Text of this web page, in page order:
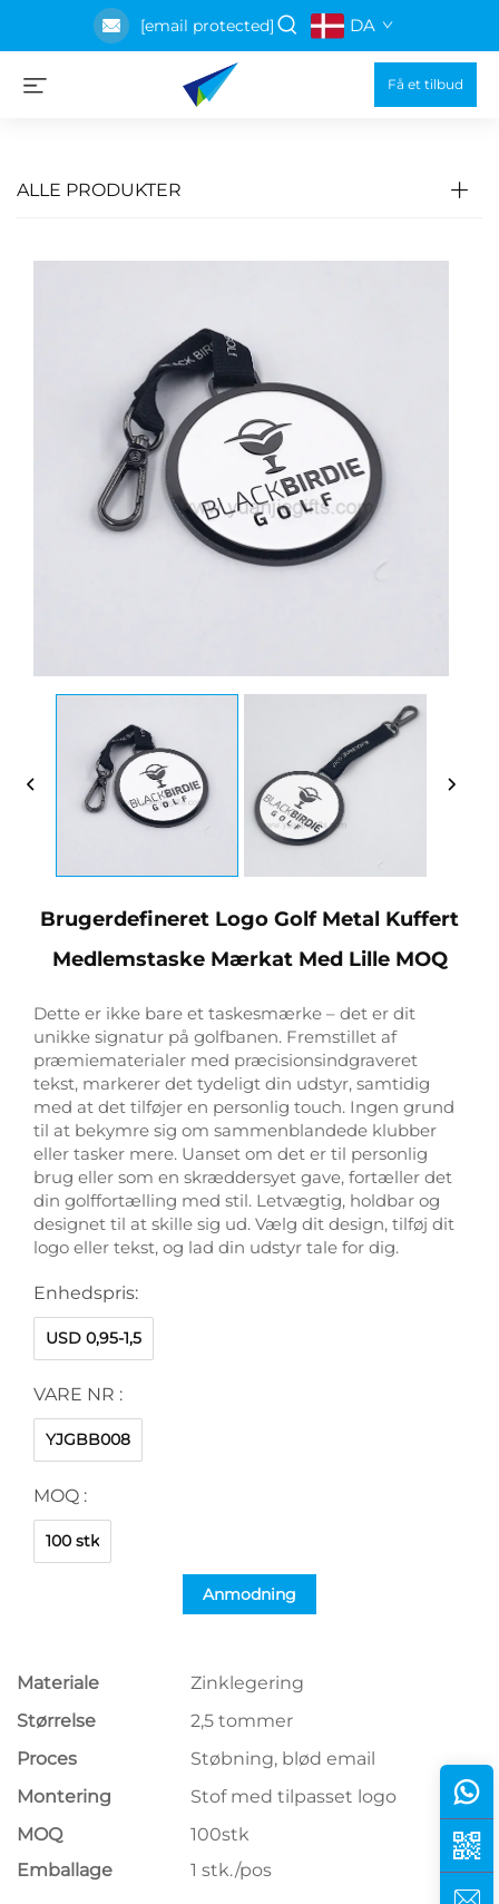
[email protected] DA
Få et tilbud
ALLE PRODUKTER
Brugerdefineret Logo Golf Metal Kuffert
Medlemstaske Mærkat Med Lille MOQ
Dette er ikke bare et taskesmærke – det er dit
unikke signatur på golfbanen. Fremstillet af
præmiematerialer med præcisionsindgraveret
tekst, markerer det tydeligt din udstyr, samtidig
med at det tilføjer en personlig touch. Ingen grund
til at bekymre sig om sammenblandede klubber
eller tasker mere. Uanset om det er til personlig
brug eller som en skræddersyet gave, fortæller det
din golffortælling med stil. Letvægtig, holdbar og
designet til at skille sig ud. Vælg dit design, tilføj dit
logo eller tekst, og lad din udstyr tale for dig.
Enhedspris:
USD 0,95-1,5
VARE NR :
YJGBB008
MOQ :
100 stk
Anmodning
Materiale
Zinklegering
Størrelse
2,5 tommer
Proces
Støbning, blød email
Montering
Stof med tilpasset logo
MOQ
100stk
Emballage
1 stk./pos